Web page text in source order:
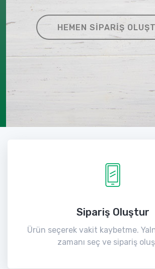
HEMEN SIPARIŞ
Sipariş Oluştur
Ürün seçerek vakit kaybetme.
zamanı seç ve sipariş